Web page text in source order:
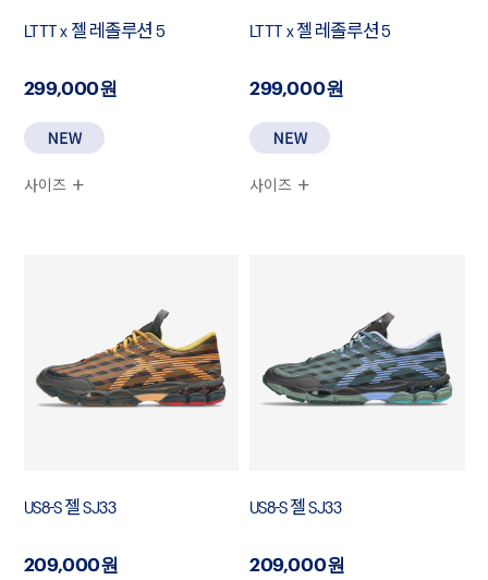
LTTT x 젤 레졸루션 5
299,000원
사이즈
LTTT x 젤 레졸루션 5
299,000원
사이즈
US8-S 젤 SJ33
209,000원
US8-S 젤 SJ33
209,000원